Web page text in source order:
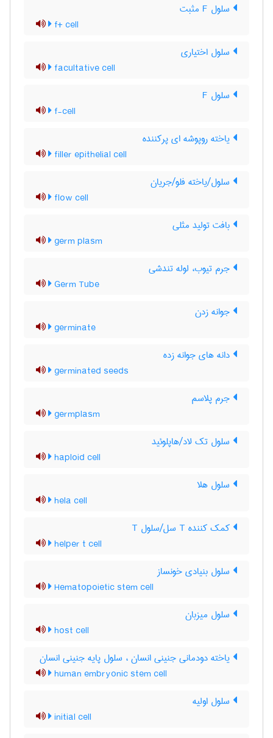
سلول F مثبت
f+ cell
سلول اختیاری
facultative cell
سلول F
f-cell
یاخته روپوشه ای پرکننده
filler epithelial cell
سلول/یاخته فلو/جریان
flow cell
بافت تولید مثلی
germ plasm
جرم تیوب، لوله تندشی
Germ Tube
جوانه زدن
germinate
دانه های جوانه زده
germinated seeds
جرم پلاسم
germplasm
سلول تک لاد/هاپلوئید
haploid cell
سلول هلا
hela cell
کمک کننده T سل/سلول T
helper t cell
سلول بنیادی خونساز
Hematopoietic stem cell
سلول میزبان
host cell
یاخته دودمانی جنینی انسان ، سلول پایه جنینی انسان
human embryonic stem cell
سلول اولیه
initial cell